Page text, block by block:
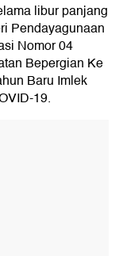
libur panjang
Pendayagunaan
Nomor 04
Bepergian Ke
Baru Imlek
19.